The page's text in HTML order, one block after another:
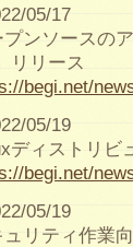
05/17
プンソースの
リリース
begi.net/
05/19
ディストリビ
begi.net/
05/19
ュリティ作業